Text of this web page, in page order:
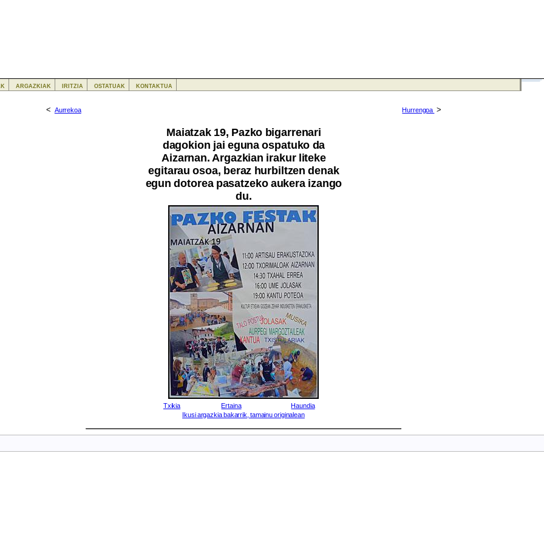
< Aurrekoa
Maiatzak 19, Pazko bigarrenari
dagokion jai eguna ospatuko da
Aizarnan. Argazkian irakur liteke
egitarau osoa, beraz hurbiltzen denak
egun dotorea pasatzeko aukera izango
du.
Hurrengoa >
Txikia Ertaina
Haundia
Ikusi argazkia bakarrik, tamainu originalean
argazkiak iritzia ostatuak kontaktua